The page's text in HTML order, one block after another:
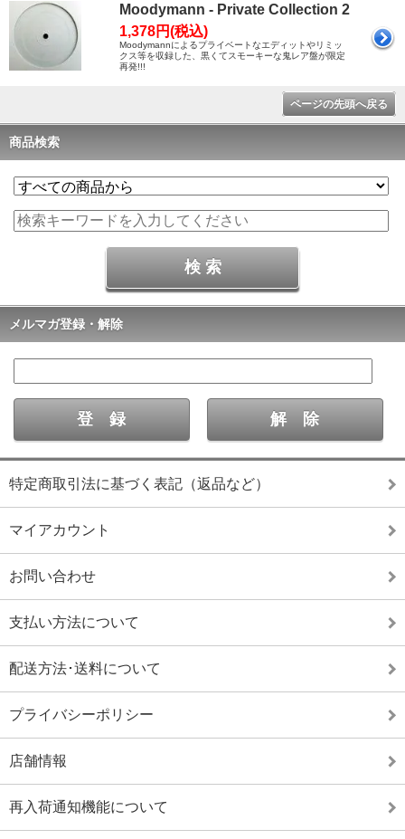
Moodymann - Private Collection 2
1,378円(税込)
Moodymannによるプライベートなエディットやリミッ
クス等を収録した、黒くてスモーキーな鬼レア盤が限定
再発!!!
ページの先頭へ戻る
商品検索
メルマガ登録・解除
特定商取引法に基づく表記（返品など）
マイアカウント
お問い合わせ
支払い方法について
配送方法･送料について
プライバシーポリシー
店舗情報
再入荷通知機能について